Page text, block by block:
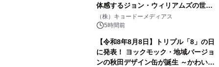
体感するジョン・ウィリアムズの世
界。ジョン・ウィリアムズ：シネマ・
スペクタキュラー・コンサート 開催決
（株）キョードーメディアス
5時間前
【令和8年8月8日】トリプル「8」の日
に発表！ ヨックモック・地域バージョ
ンの秋田デザイン缶が誕生 ～かわいい